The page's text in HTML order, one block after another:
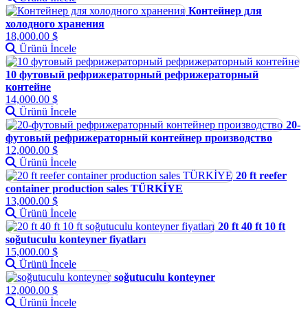
Контейнер для
холодного хранения
18,000.00 $
Ürünü İncele
10 футовый рефрижераторный рефрижераторный
контейне
14,000.00 $
Ürünü İncele
20-
футовый рефрижераторный контейнер производство
12,000.00 $
Ürünü İncele
20 ft reefer
container production sales TÜRKİYE
13,000.00 $
Ürünü İncele
20 ft 40 ft 10 ft
soğutuculu konteyner fiyatları
15,000.00 $
Ürünü İncele
soğutuculu konteyner
12,000.00 $
Ürünü İncele